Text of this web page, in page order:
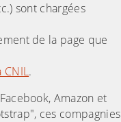
sont chargées
de la page que
.
Amazon et
ces compagnies